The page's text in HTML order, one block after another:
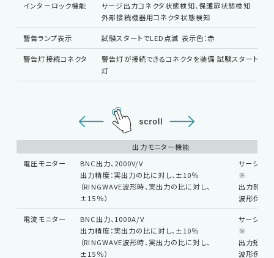
インターロック機能
サージ出力コネクタ状態検知、保護扉状態検知
外部接続機器用コネクタ状態検知
警告ランプ表示 試験スタートでLED点滅 表示色：赤
警告灯接続コネクタ
警告灯が接続できるコネクタを装備 試験スタートで
灯
出力モニター機能
電圧モニター
BNC出力、2000V/V
出力精度：実出力の比に対し、±10％
（RINGWAVE波形時、実出力の比に対し、
±15％）
サージア
※
出力開放
波形保証
電流モニター
BNC出力、1000A/V
出力精度：実出力の比に対し、±10％
（RINGWAVE波形時、実出力の比に対し、
±15％）
サージア
※
出力短絡
波形保証